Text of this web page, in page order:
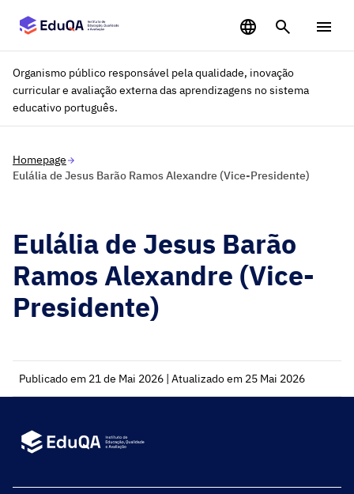
Organismo público responsável pela qualidade, inovação
curricular e avaliação externa das aprendizagens no sistema
educativo português.
Homepage
Eulália de Jesus Barão Ramos Alexandre (Vice-Presidente)
Eulália de Jesus Barão
Ramos Alexandre (Vice-
Presidente)
Publicado em 21 de Mai 2026 | Atualizado em 25 Mai 2026